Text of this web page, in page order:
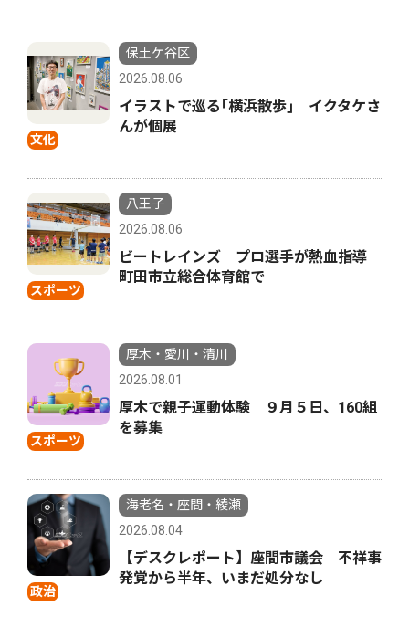
文化
保土ケ谷区
2026.08.06
イラストで巡る｢横浜散歩｣ イクタケさ
んが個展
スポーツ
八王子
2026.08.06
ビートレインズ プロ選手が熱血指導
町田市立総合体育館で
スポーツ
厚木・愛川・清川
2026.08.01
厚木で親子運動体験 ９月５日、160組
を募集
政治
海老名・座間・綾瀬
2026.08.04
【デスクレポート】座間市議会 不祥事
発覚から半年、いまだ処分なし